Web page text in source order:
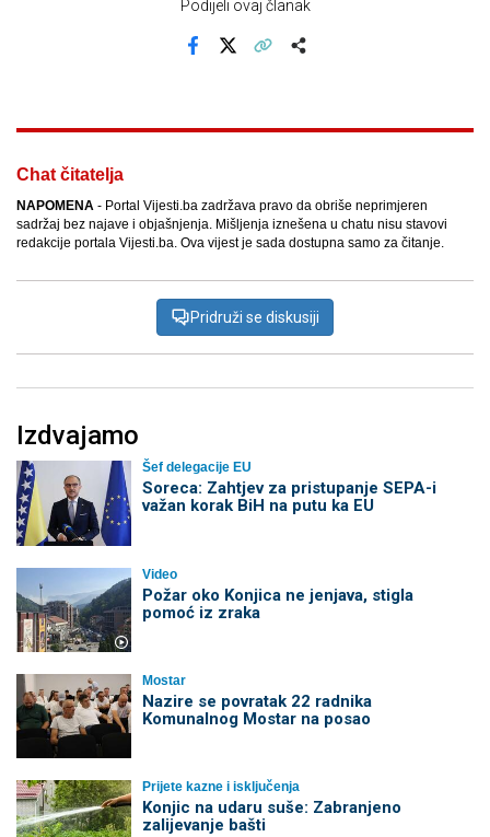
Podijeli ovaj članak
Chat čitatelja
NAPOMENA - Portal Vijesti.ba zadržava pravo da obriše neprimjeren
sadržaj bez najave i objašnjenja. Mišljenja iznešena u chatu nisu stavovi
redakcije portala Vijesti.ba. Ova vijest je sada dostupna samo za čitanje.
Pridruži se diskusiji
Izdvajamo
Šef delegacije EU
Soreca: Zahtjev za pristupanje SEPA-i
važan korak BiH na putu ka EU
Video
Požar oko Konjica ne jenjava, stigla
pomoć iz zraka
Mostar
Nazire se povratak 22 radnika
Komunalnog Mostar na posao
Prijete kazne i isključenja
Konjic na udaru suše: Zabranjeno
zalijevanje bašti